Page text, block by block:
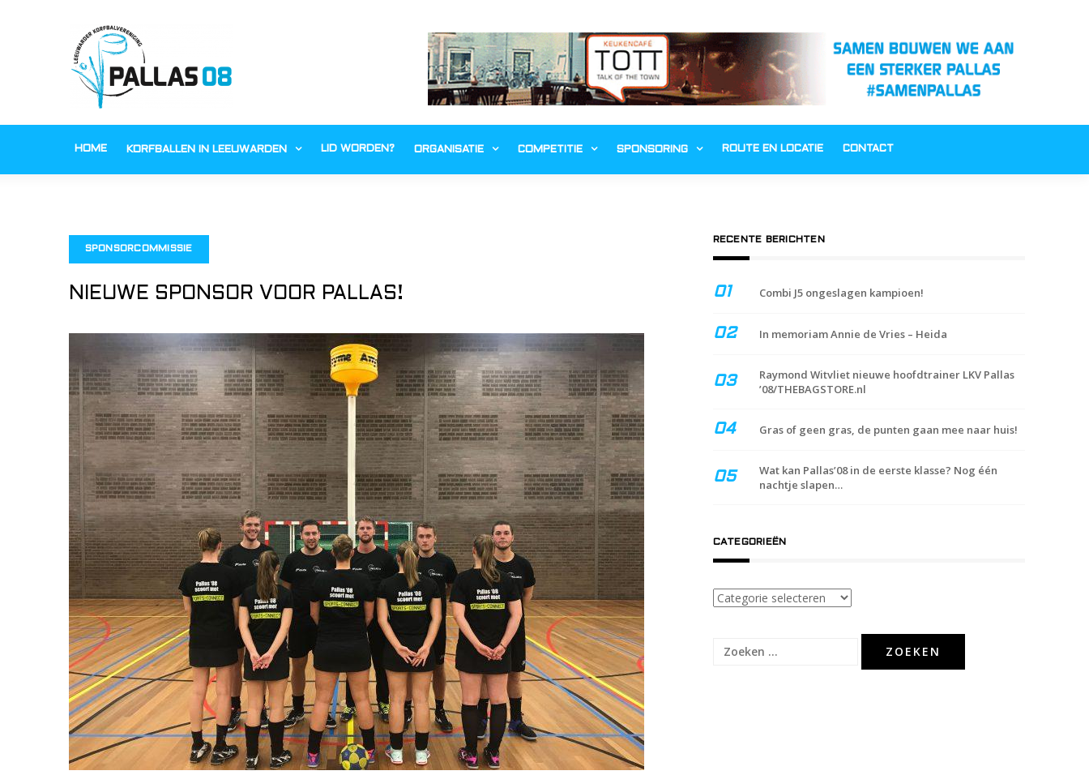
HOME KORFBALLEN IN LEEUWARDEN LID WORDEN? ORGANISATIE COMPETITIE SPONSORING ROUTE EN LOCATIE CONTACT
SPONSORCOMMISSIE
NIEUWE SPONSOR VOOR PALLAS!
RECENTE BERICHTEN
Combi J5 ongeslagen kampioen!
In memoriam Annie de Vries – Heida
Raymond Witvliet nieuwe hoofdtrainer LKV Pallas
’08/THEBAGSTORE.nl
Gras of geen gras, de punten gaan mee naar huis!
Wat kan Pallas’08 in de eerste klasse? Nog één
nachtje slapen…
CATEGORIEËN
Categorieën
Zoeken